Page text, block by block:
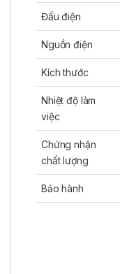
Đấu điện
Nguồn điện
Kích thước
Nhiệt độ làm
việc
Chứng nhận
chất lượng
Bảo hành